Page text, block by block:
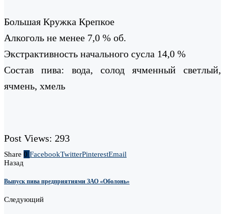
Большая Кружка Крепкое
Алкоголь не менее 7,0 % об.
Экстрактивность начального сусла 14,0 %
Состав пива: вода, солод ячменный светлый,
ячмень, хмель
Post Views: 293
Share 0 FacebookTwitterPinterestEmail
Назад
Выпуск пива предприятиями ЗАО «Оболонь»
Следующий